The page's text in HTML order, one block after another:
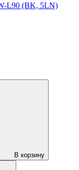
L90 (BK, 5LN)
В корзину